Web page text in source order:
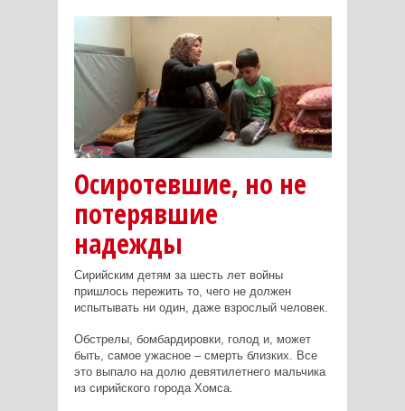
Осиротевшие, но не
потерявшие
надежды
Сирийским детям за шесть лет войны
пришлось пережить то, чего не должен
испытывать ни один, даже взрослый человек.
Обстрелы, бомбардировки, голод и, может
быть, самое ужасное – смерть близких. Все
это выпало на долю девятилетнего мальчика
из сирийского города Хомса.